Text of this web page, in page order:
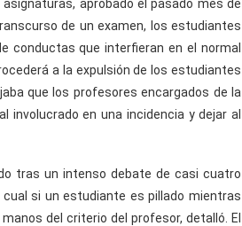
aprobado el pasado mes de
de un examen, los estudiantes
conductas que interfieran en el normal
a la expulsión de los estudiantes
que los profesores encargados de la
involucrado en una incidencia y dejar al
tras un intenso debate de casi cuatro
si un estudiante es pillado mientras
del criterio del profesor, detalló. El